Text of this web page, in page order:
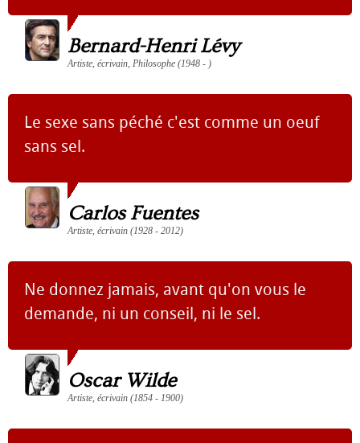
Bernard-Henri Lévy
Artiste, écrivain, Philosophe (1948 - )
Le sexe sans péché c'est comme un oeuf
sans sel.
Carlos Fuentes
Artiste, écrivain (1928 - 2012)
Ne donnez jamais, avant qu'on vous le
demande, ni un conseil, ni le sel.
Oscar Wilde
Artiste, écrivain (1854 - 1900)